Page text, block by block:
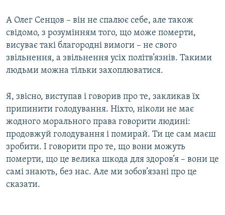
А Олег Сенцов – він не спалює себе, але також
свідомо, з розумінням того, що може померти,
висуває такі благородні вимоги – не свого
звільнення, а звільнення усіх політв’язнів. Такими
людьми можна тільки захоплюватися.
Я, звісно, виступав і говорив про те, закликав їх
припинити голодування. Ніхто, ніколи не має
жодного морального права говорити людині:
продовжуй голодування і помирай. Ти це сам маєш
зробити. І говорити про те, що вони можуть
померти, що це велика шкода для здоров’я – вони це
самі знають, без нас. Але ми зобов’язані про це
сказати.